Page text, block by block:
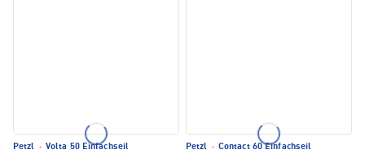
Petzl · Volta 50 Einfachseil Petzl · Contact 60 Einfachseil